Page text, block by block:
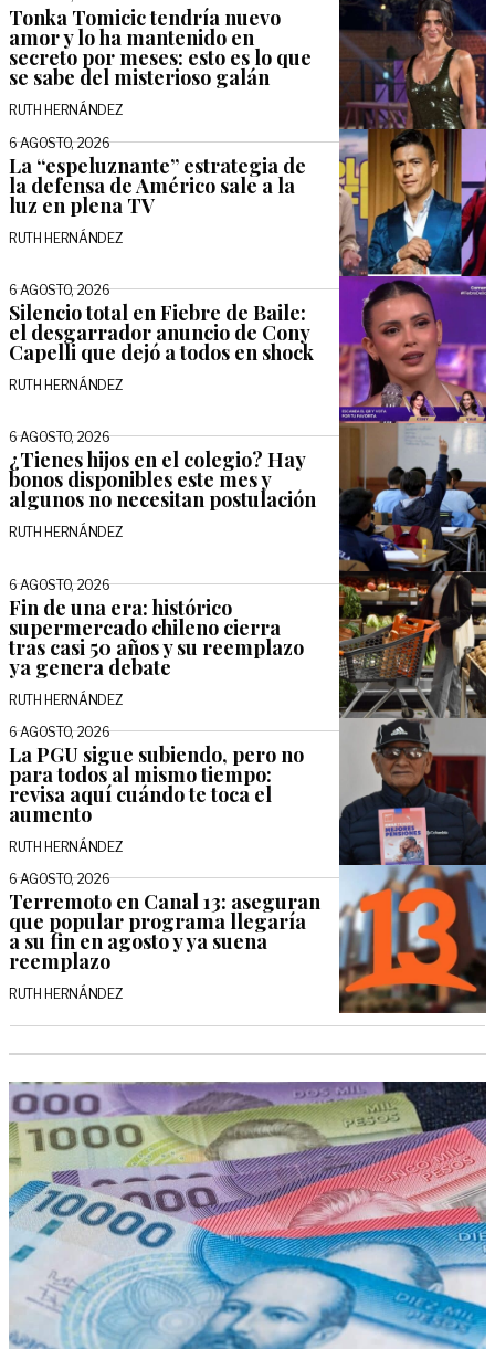
Tonka Tomicic tendría nuevo
amor y lo ha mantenido en
secreto por meses: esto es lo que
se sabe del misterioso galán
RUTH HERNÁNDEZ
6 AGOSTO, 2026
La “espeluznante” estrategia de
la defensa de Américo sale a la
luz en plena TV
RUTH HERNÁNDEZ
6 AGOSTO, 2026
Silencio total en Fiebre de Baile:
el desgarrador anuncio de Cony
Capelli que dejó a todos en shock
RUTH HERNÁNDEZ
6 AGOSTO, 2026
¿Tienes hijos en el colegio? Hay
bonos disponibles este mes y
algunos no necesitan postulación
RUTH HERNÁNDEZ
6 AGOSTO, 2026
Fin de una era: histórico
supermercado chileno cierra
tras casi 50 años y su reemplazo
ya genera debate
RUTH HERNÁNDEZ
6 AGOSTO, 2026
La PGU sigue subiendo, pero no
para todos al mismo tiempo:
revisa aquí cuándo te toca el
aumento
RUTH HERNÁNDEZ
6 AGOSTO, 2026
Terremoto en Canal 13: aseguran
que popular programa llegaría
a su fin en agosto y ya suena
reemplazo
RUTH HERNÁNDEZ